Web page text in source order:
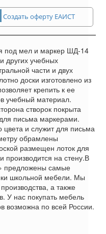
Создать оферту ЕАИСТ
под мел и маркер ШД-14
других учебных
части и двух
доски изготовлено из
крепить к ее
учебный материал.
створок покрыта
письма маркерами.
цвета и служит для письма
обрамлены
размещен лоток для
производится на стену.В
предложены самые
школьной мебели. Мы
а также
У нас покупать мебель
возможна по всей России.